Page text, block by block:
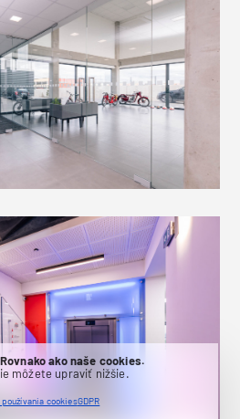
ako naše cookies.
môžete upraviť nižšie.
používania cookiesGDPR